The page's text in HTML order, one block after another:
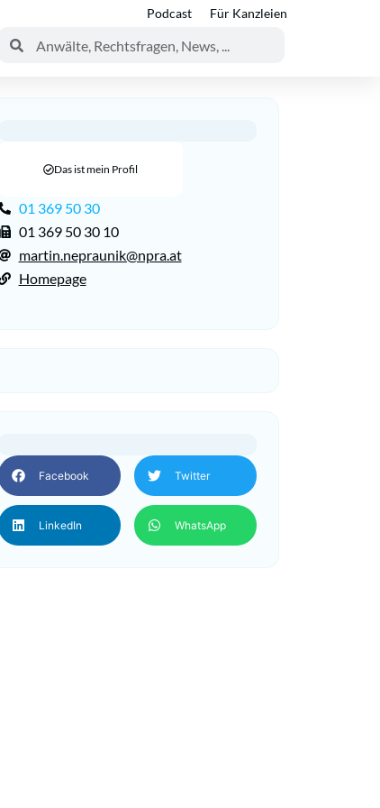
Podcast Für Kanzleien
Das ist mein Profil
01 369 50 30
01 369 50 30 10
martin.nepraunik@npra.at
Homepage
Facebook Twitter
LinkedIn WhatsApp